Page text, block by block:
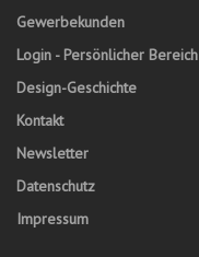
Gewerbekunden
Login - Persönlicher Bereich
Design-Geschichte
Kontakt
Newsletter
Datenschutz
Impressum